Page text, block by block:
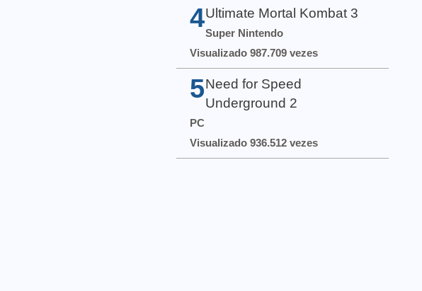
4 Ultimate Mortal Kombat 3
Super Nintendo
Visualizado 987.709 vezes
5 Need for Speed
Underground 2
PC
Visualizado 936.512 vezes